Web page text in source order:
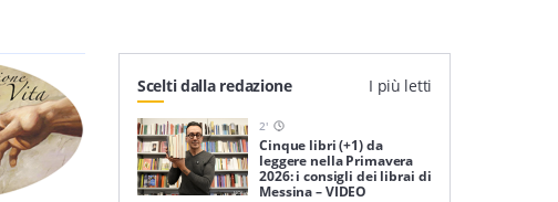
Scelti dalla redazione I più letti
2'
Cinque libri (+1) da
leggere nella Primavera
2026: i consigli dei librai di
Messina – VIDEO